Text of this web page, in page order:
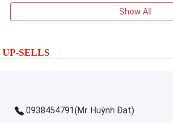
Show All
UP-SELLS
0938454791(Mr. Huỳnh Đạt)